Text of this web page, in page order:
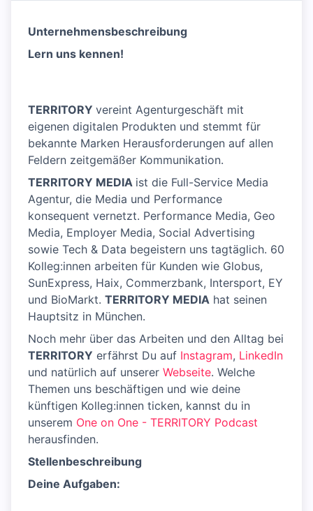
Unternehmensbeschreibung
Lern uns kennen!
TERRITORY vereint Agenturgeschäft mit
eigenen digitalen Produkten und stemmt für
bekannte Marken Herausforderungen auf allen
Feldern zeitgemäßer Kommunikation.
TERRITORY MEDIA ist die Full-Service Media
Agentur, die Media und Performance
konsequent vernetzt. Performance Media, Geo
Media, Employer Media, Social Advertising
sowie Tech & Data begeistern uns tagtäglich. 60
Kolleg:innen arbeiten für Kunden wie Globus,
SunExpress, Haix, Commerzbank, Intersport, EY
und BioMarkt. TERRITORY MEDIA hat seinen
Hauptsitz in München.
Noch mehr über das Arbeiten und den Alltag bei
TERRITORY erfährst Du auf Instagram, LinkedIn
und natürlich auf unserer Webseite. Welche
Themen uns beschäftigen und wie deine
künftigen Kolleg:innen ticken, kannst du in
unserem One on One - TERRITORY Podcast
herausfinden.
Stellenbeschreibung
Deine Aufgaben: